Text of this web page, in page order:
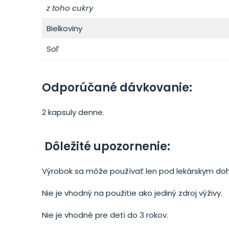
z toho cukry
Bielkoviny
Soľ
Odporúčané dávkovanie:
2 kapsuly denne.
Dôležité upozornenie:
Výrobok sa môže používať len pod lekárskym
Nie je vhodný na použitie ako jediný zdroj výživy.
Nie je vhodné pre deti do 3 rokov.